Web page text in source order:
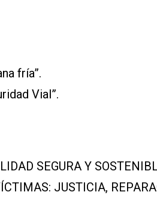
fría”.
Vial”.
SEGURA Y
JUSTICIA,